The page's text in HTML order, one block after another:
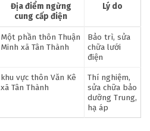
Địa điểm ngừng
cung cấp điện
Lý do
Một phần thôn Thuận
Minh xã Tân Thành
Bảo trì, sửa
chữa lưới
điện
khu vực thôn Văn Kê
xã Tân Thành
Thí nghiệm,
sửa chữa bảo
dưỡng Trung,
hạ áp